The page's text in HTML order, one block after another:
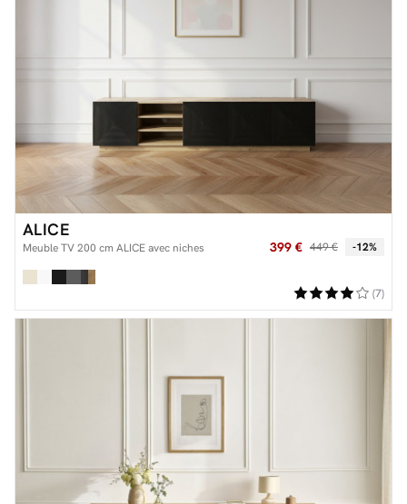
ALICE
Meuble TV 200 cm ALICE avec niches 399 € 449 € -12%
(7)